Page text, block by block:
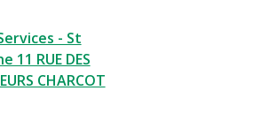
- St
11 RUE DES
CHARCOT